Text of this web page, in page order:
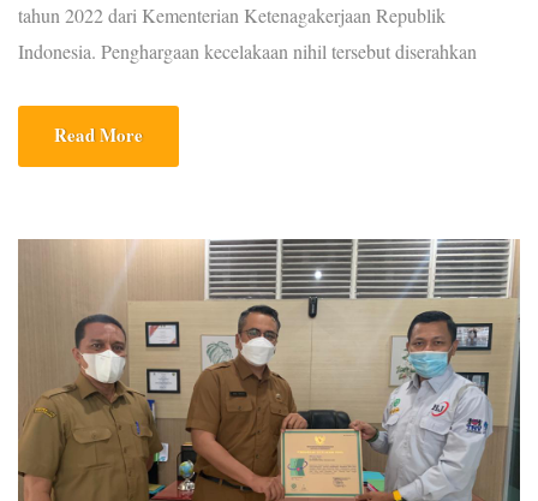
tahun 2022 dari Kementerian Ketenagakerjaan Republik
Indonesia. Penghargaan kecelakaan nihil tersebut diserahkan
M.Si kepada 3 Perusahaan perwakilan dan Direktur Utama PT.
Harum Jaya, Mansur S hadir langsung di Hotel Bidakara, Jakarta,
Read More